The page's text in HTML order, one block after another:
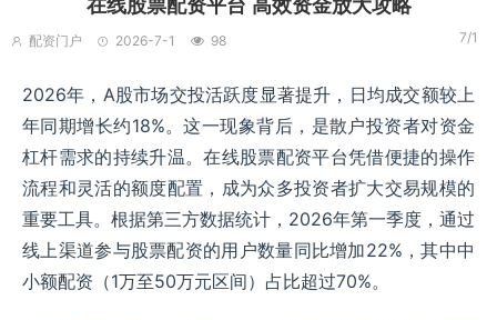
配资门户 2026-7-1 98 7/1
2026年，A股市场交投活跃度显著提升，日均成交额较上
年同期增长约18%。这一现象背后，是散户投资者对资金
杠杆需求的持续升温。在线股票配资平台凭借便捷的操作
流程和灵活的额度配置，成为众多投资者扩大交易规模的
重要工具。根据第三方数据统计，2026年第一季度，通过
线上渠道参与股票配资的用户数量同比增加22%，其中中
小额配资（1万至50万元区间）占比超过70%。